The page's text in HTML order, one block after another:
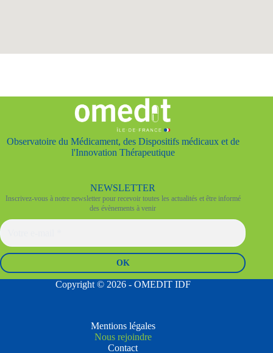
Observatoire du Médicament, des Dispositifs médicaux et de
l'Innovation Thérapeutique
NEWSLETTER
Inscrivez-vous à notre newsletter pour recevoir toutes les actualités et être informé
des évènements à venir
Copyright © 2026 - OMEDIT IDF
Mentions légales
Nous rejoindre
Contact